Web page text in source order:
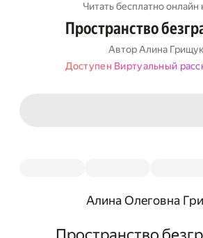
Читать бесплатно онлайн
Пространство
Автор Алина Грищук
Доступен Виртуальный
Алина Олеговна